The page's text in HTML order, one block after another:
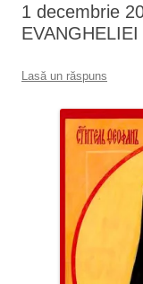
1 decembrie
EVANGHELIEI
Lasă un răspuns